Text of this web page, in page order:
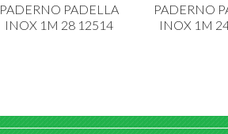
PADERNO PADELLA
INOX 1M 28 12514
PADERNO
INOX 1M